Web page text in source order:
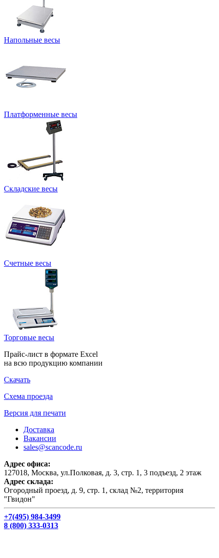
Напольные весы
Платформенные весы
Складские весы
Счетные весы
Торговые весы
Прайс-лист в формате Excel
на всю продукцию компании
Скачать
Схема проезда
Версия для печати
Доставка
Вакансии
sales@scancode.ru
Адрес офиса:
127018, Москва, ул.Полковая, д. 3, стр. 1, 3 подъезд, 2 этаж
Адрес склада:
Огородный проезд, д. 9, стр. 1, склад №2, территория
"Гвидон"
+7(495) 984-3499
8 (800) 333-0313